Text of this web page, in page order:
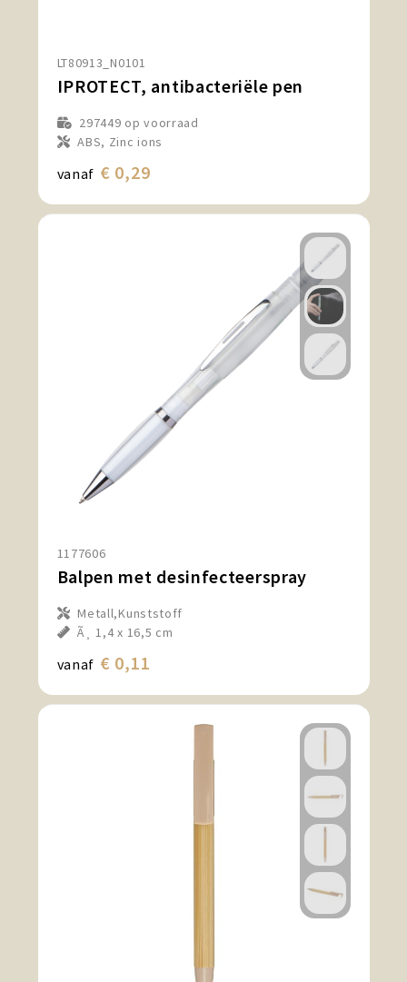
Sport, Spel en Speelgoed
Technologie
LT80913_N0101
IPROTECT, antibacteriële pen
297449 op voorraad
ABS, Zinc ions
vanaf € 0,29
1177606
Balpen met desinfecteerspray
Metall,Kunststoff
Ã¸ 1,4 x 16,5 cm
vanaf € 0,11